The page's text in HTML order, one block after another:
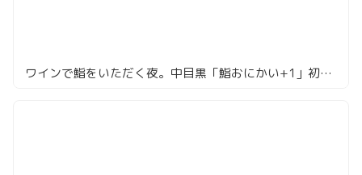
ワインで鮨をいただく夜。中目黒「鮨おにかい+1」初体験レポ